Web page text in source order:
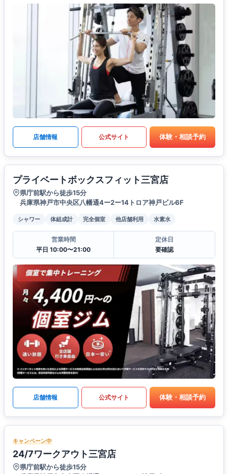
店舗情報 公式サイト 体験・相談予約
プライベートボックスフィット三宮店
県庁前駅から徒歩15分
兵庫県神戸市中央区八幡通4ー2ー14トロア神戸ビル6F
シャワー 体組成計 完全個室 他店舗利用 水素水
営業時間
平日 10:00〜21:00
定休日
要確認
店舗情報 公式サイト 体験・相談予約
キャンペーン中
24/7ワークアウト三宮店
県庁前駅から徒歩15分